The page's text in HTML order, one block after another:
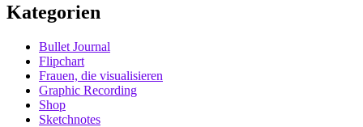
Kategorien
Bullet Journal
Flipchart
Frauen, die visualisieren
Graphic Recording
Shop
Sketchnotes